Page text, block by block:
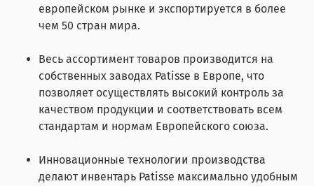
европейском рынке и экспортируется в более
чем 50 стран мира.
Весь ассортимент товаров производится на
собственных заводах Patisse в Европе, что
позволяет осуществлять высокий контроль за
качеством продукции и соответствовать всем
стандартам и нормам Европейского союза.
Инновационные технологии производства
делают инвентарь Patisse максимально удобным